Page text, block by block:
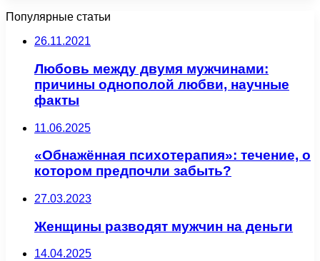
Популярные статьи
26.11.2021
Любовь между двумя мужчинами:
причины однополой любви, научные
факты
11.06.2025
«Обнажённая психотерапия»: течение, о
котором предпочли забыть?
27.03.2023
Женщины разводят мужчин на деньги
14.04.2025